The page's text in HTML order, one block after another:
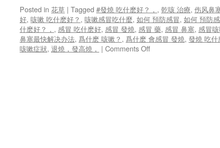
Posted in 花草 | Tagged #發燒 吃什麽好？， , 乾咳 治療, 伤风鼻
好, 咳嗽 吃什麽好？ , 咳嗽感冒吃什麼, 如何 預防感冒, 如何 預防
什麽好？， , 感冒 吃什麽好, 感冒 發燒, 感冒 藥, 感冒 鼻塞, 感冒
鼻塞最快解决办法, 爲什麽 咳嗽？ , 爲什麽 會感冒 發燒, 發燒 吃
咳嗽症狀, 退燒，發高燒， | Comments Offon